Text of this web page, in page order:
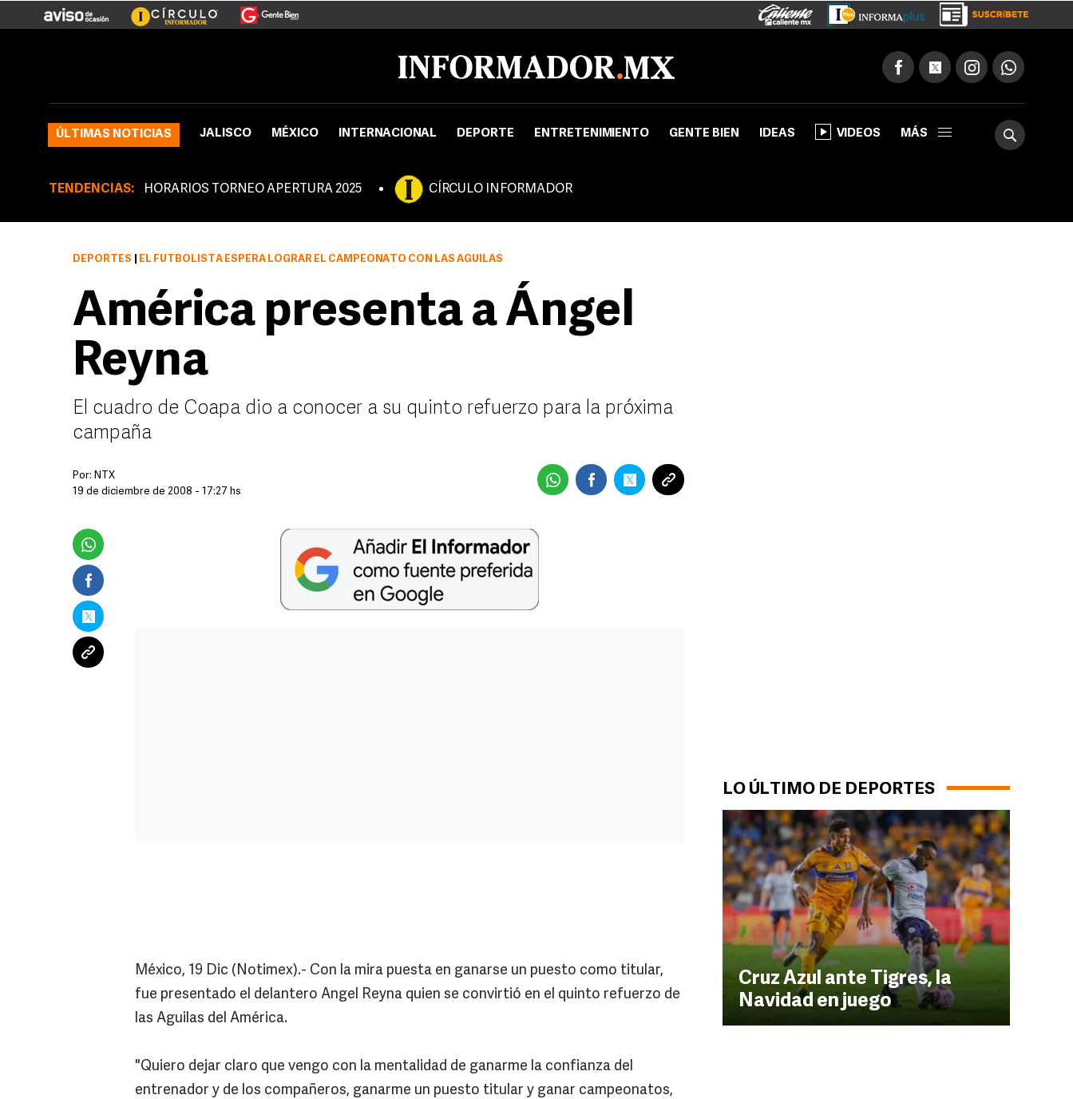
ÚLTIMAS NOTICIAS JALISCO MÉXICO INTERNACIONAL DEPORTE ENTRETENIMIENTO GENTE BIEN IDEAS VIDEOS MÁS
TENDENCIAS: HORARIOS TORNEO APERTURA 2025 CÍRCULO INFORMADOR
LO ÚLTIMO DE DEPORTES
Cruz Azul ante Tigres, la
Navidad en juego
DEPORTES EL FUTBOLISTA ESPERA LOGRAR EL CAMPEONATO CON LAS ÁGUILAS
América presenta a Ángel
Reyna
El cuadro de Coapa dio a conocer a su quinto refuerzo para la próxima
campaña
Por: NTX
19 de diciembre de 2008 - 17:27 hs
México, 19 Dic (Notimex).- Con la mira puesta en ganarse un puesto como titular,
fue presentado el delantero Angel Reyna quien se convirtió en el quinto refuerzo de
las Aguilas del América.
"Quiero dejar claro que vengo con la mentalidad de ganarme la confianza del
entrenador y de los compañeros, ganarme un puesto titular y ganar campeonatos,